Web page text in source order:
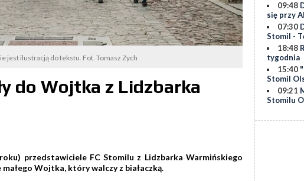
jest ilustracją do tekstu. Fot. Tomasz Zych
do Wojtka z Lidzbarka
przedstawiciele FC Stomilu z Lidzbarka Warmińskiego
Wojtka, który walczy z białaczką.
09:48
się przy
07:30
Stomil -
18:48
tygodnia
15:40
Stomil
09:21
Stomilu